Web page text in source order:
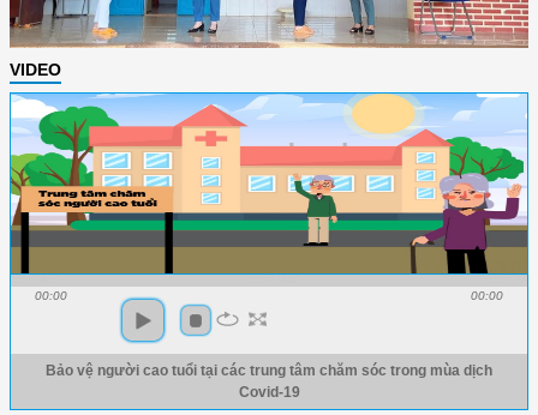
VIDEO
00:00 00:00
Bảo vệ người cao tuổi tại các trung tâm chăm sóc trong mùa dịch
Covid-19